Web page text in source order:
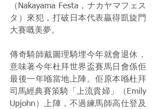
（Nakayama Festa，ナカヤマフェス
タ）來犯，打破日本代表贏得凱旋門
大賽嘅美夢。
傳奇騎師戴圖理騎埋今年就會退休，
意味著今年杜拜世界盃賽馬日會係佢
最後一年喺當地上陣。佢原本喺杜拜
司馬經典賽策騎「上流貴婦」（Emily
Upjohn）上陣，不過練馬師高仕登及